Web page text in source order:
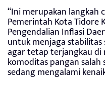
“Ini merupakan langkah
Pemerintah Kota Tidore
Pengendalian Inflasi
untuk menjaga
agar tetap terjangkau di
komoditas pangan
sedang mengalami